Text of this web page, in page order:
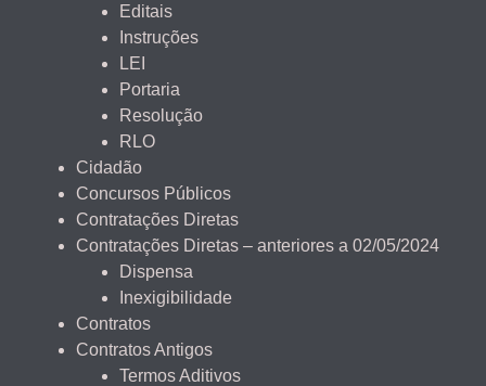
Editais
Instruções
LEI
Portaria
Resolução
RLO
Cidadão
Concursos Públicos
Contratações Diretas
Contratações Diretas – anteriores a 02/05/2024
Dispensa
Inexigibilidade
Contratos
Contratos Antigos
Termos Aditivos